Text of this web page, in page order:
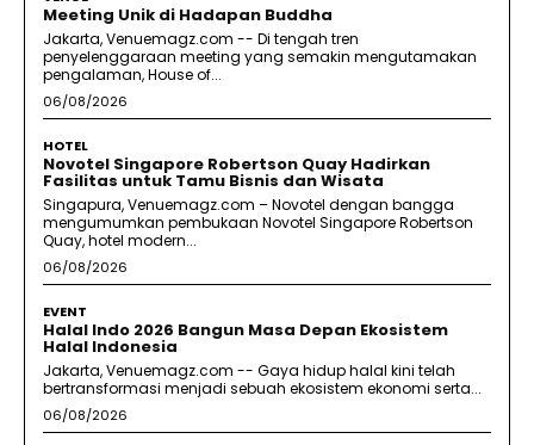
Meeting Unik di Hadapan Buddha
Jakarta, Venuemagz.com -- Di tengah tren
penyelenggaraan meeting yang semakin mengutamakan
pengalaman, House of...
06/08/2026
HOTEL
Novotel Singapore Robertson Quay Hadirkan
Fasilitas untuk Tamu Bisnis dan Wisata
Singapura, Venuemagz.com – Novotel dengan bangga
mengumumkan pembukaan Novotel Singapore Robertson
Quay, hotel modern...
06/08/2026
EVENT
Halal Indo 2026 Bangun Masa Depan Ekosistem
Halal Indonesia
Jakarta, Venuemagz.com -- Gaya hidup halal kini telah
bertransformasi menjadi sebuah ekosistem ekonomi serta...
06/08/2026